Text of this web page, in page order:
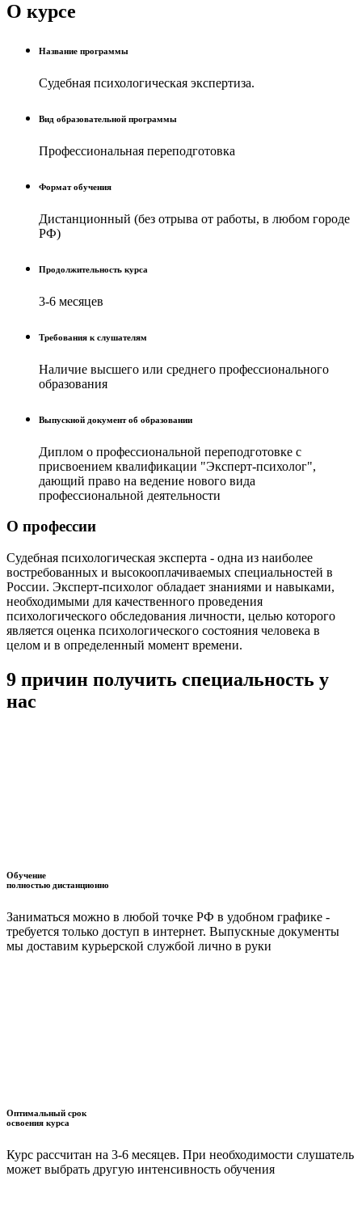
О курсе
Название программы
Судебная психологическая экспертиза.
Вид образовательной программы
Профессиональная переподготовка
Формат обучения
Дистанционный (без отрыва от работы, в любом городе
РФ)
Продолжительность курса
3-6 месяцев
Требования к слушателям
Наличие высшего или среднего профессионального
образования
Выпускной документ об образовании
Диплом о профессиональной переподготовке с
присвоением квалификации "Эксперт-психолог",
дающий право на ведение нового вида
профессиональной деятельности
О профессии
Судебная психологическая эксперта - одна из наиболее
востребованных и высокооплачиваемых специальностей в
России. Эксперт-психолог обладает знаниями и навыками,
необходимыми для качественного проведения
психологического обследования личности, целью которого
является оценка психологического состояния человека в
целом и в определенный момент времени.
9 причин получить специальность у
нас
Обучение
полностью дистанционно
Заниматься можно в любой точке РФ в удобном графике -
требуется только доступ в интернет. Выпускные документы
мы доставим курьерской службой лично в руки
Оптимальный срок
освоения курса
Курс рассчитан на 3-6 месяцев. При необходимости слушатель
может выбрать другую интенсивность обучения